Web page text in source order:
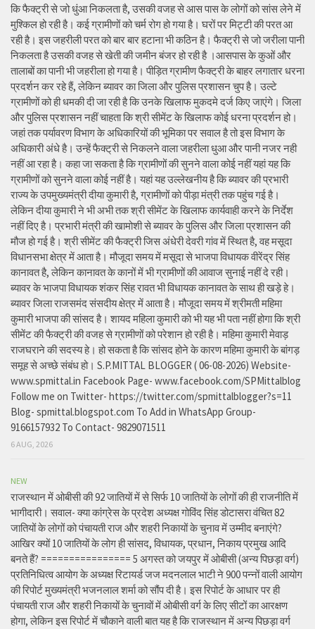
कि फैक्ट्री से जो धुंआ निकलता है, उसकी वजह से आस पास के लोगों को सांस लेने में
मुश्किल हो रही है। कई ग्रामीणों को चर्म रोग हो गया है। घरों पर मिट्टी की परत आ
रही है। इस जहरीली परत को बार बार हटाना भी कठिन है। फैक्ट्री से जो जरीला पानी
निकलता है उसकी वजह से खेती की जमीन बंजर हो रही है ।आसपास के कुओं और
तालाबों का पानी भी जहरीला हो गया है। पीड़ित ग्रामीण फैक्ट्री के बाहर लगातार धरना
प्रदर्शन कर रहे हैं, लेकिन ब्यावर का जिला और पुलिस प्रशासन चुप है। उल्टे
ग्रामीणों को ही धमकी दी जा रही है कि उनके खिलाफ मुकदमे दर्ज किए जाएंगे। जिला
और पुलिस प्रशासन नहीं चाहता कि श्री सीमेंट के खिलाफ कोई धरना प्रदर्शन हो।
जहां तक पर्यावरण विभाग के अधिकारियों की भूमिका पर सवाल है तो इस विभाग के
अधिकारी अंधे है। उन्हें फैक्ट्री से निकलने वाला जहरीला धुआ और पानी नजर नही
नहीं आ रहा है। कहा जा सकता है कि ग्रामीणों की सुनने वाला कोई नहीं यहां यह कि
ग्रामीणों को सुनने वाला कोई नहीं है। यहां यह उल्लेखनीय है कि ब्यावर की प्रभारी
राज्य के उपमुख्यमंत्री दीया कुमारी है, ग्रामीणों को पीड़ा मंत्री तक पहुंच गई है।
लेकिन दीया कुमारी ने भी अभी तक श्री सीमेंट के खिलाफ कार्यवाही करने के निर्देश
नहीं दिए है। प्रभारी मंत्री की खामोशी से ब्यावर के पुलिस और जिला प्रशासन की
मौज हो गई है। श्री सीमेंट की फैक्ट्री जिस अंधेरी देवरी गांव में स्थित है, वह मसूदा
विधानसभा क्षेत्र में आता है। मौजूदा समय में मसूदा से भाजपा विधायक वीरेंद्र सिंह
कानावत है, लेकिन कानावत के कानों में भी ग्रामीणों की आवाज सुनाई नहीं दे रही।
ब्यावर के भाजपा विधायक शंकर सिंह रावत भी विधायक कानावत के साथ ही खड़े हे।
ब्यावर जिला राजसमंद संसदीय क्षेत्र में आता है। मौजूदा समय में श्रीमती महिमा
कुमारी भाजपा की सांसद है। शायद महिला कुमारी को भी यह भी पता नहीं होगा कि श्री
सीमेंट की फैक्ट्री की वजह से ग्रामीणों को परेशान हो रही है। महिमा कुमारी मेवाड़
राजघराने की सदस्य हे। हो सकता है कि सांसद होने के कारण महिमा कुमारी के बांगड़
समूह से अच्छे संबंध हो। S.P.MITTAL BLOGGER ( 06-08-2026) Website-
www.spmittal.in Facebook Page- www.facebook.com/SPMittalblog
Follow me on Twitter- https://twitter.com/spmittalblogger?s=11
Blog- spmittal.blogspot.com To Add in WhatsApp Group-
9166157932 To Contact- 9829071511
6 AUG, 2026
NEW
राजस्थान में ओबीसी की 92 जातियों में से सिर्फ 10 जातियों के लोगों की ही राजनीति में
भागीदारी। सवाल- क्या कांग्रेस के प्रदेश अध्यक्ष गोविंद सिंह डोटासरा वंचित 82
जातियों के लोगों को पंचायती राज और शहरी निकायों के चुनाव में उम्मीद बनाएंगे?
आखिर क्यों 10 जातियों के लोग ही सांसद, विधायक, प्रधान, निकाय प्रमुख आदि
बनते हैं? ================ 5 अगस्त को जयपुर में ओबीसी (अन्य पिछड़ा वर्ग)
प्रतिनिधित्व आयोग के अध्यक्ष रिटायर्ड जज मदनलाल भाटी ने 900 पन्नों वाली आयोग
की रिपोर्ट मुख्यमंत्री भजनलाल शर्मा को सौंप दी है। इस रिपोर्ट के आधार पर ही
पंचायती राज और शहरी निकायों के चुनावों में ओबीसी वर्ग के लिए सीटों का आरक्षण
होगा, लेकिन इस रिपोर्ट में चौकाने वाली बात यह है कि राजस्थान में अन्य पिछड़ा वर्ग